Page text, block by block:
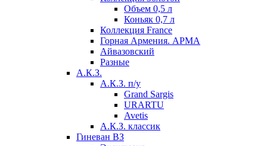
Объем 0,5 л
Коньяк 0,7 л
Коллекция France
Горная Армения. АРМА
Айвазовский
Разные
А.К.З.
А.К.З. п/у
Grand Sargis
URARTU
Avetis
А.К.З. классик
Гиневан ВЗ